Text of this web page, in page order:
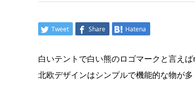
Tweet Share Hatena
白いテントで白い熊のロゴマークと言え
北欧デザインはシンプルで機能的な物が